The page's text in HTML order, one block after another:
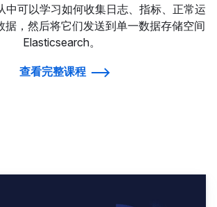
中可以学习如何收集日志、指标、正常运
据，然后将它们发送到单一数据存储空间
Elasticsearch。
查看完整课程